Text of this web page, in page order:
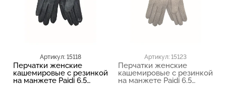
Артикул: 15118
Перчатки женские
кашемировые с резинкой
на манжете Paidi 6.5
Артикул: 15123
Перчатки женские
кашемировые с резинкой
на манжете Paidi 6.5